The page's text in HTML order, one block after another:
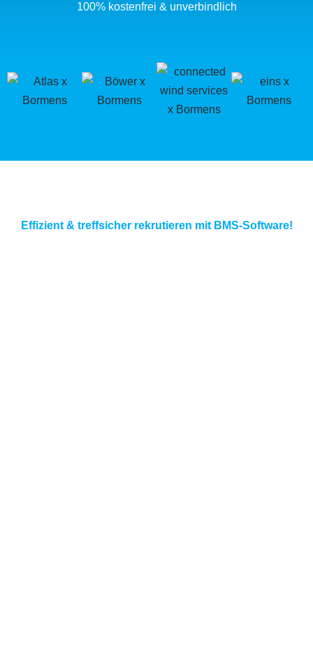
100% kostenfrei & unverbindlich
Effizient & treffsicher rekrutieren mit BMS-Software!